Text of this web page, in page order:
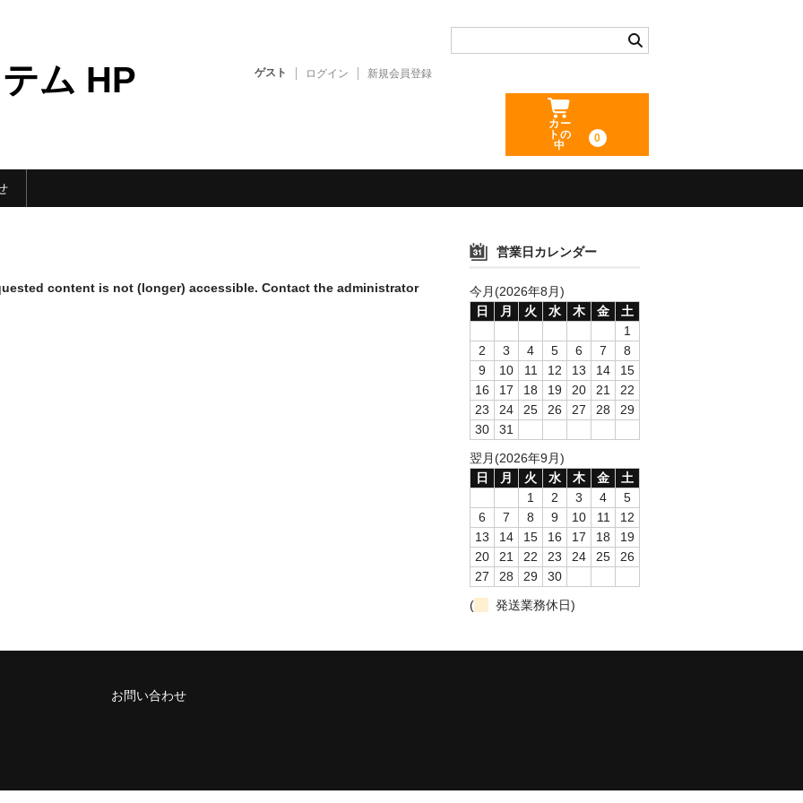
ム HP ゲスト ログイン 新規会員登録
カー
トの
中
0
content is not (longer) accessible. Contact the administrator
営業日カレンダー
今月(2026年8月)
日
月 火 水 木 金
土
1
2
3 4 5 6 7
8
9
10 11 12 13 14
15
16
17 18 19 20 21
22
23
24 25 26 27 28
29
30
31
翌月(2026年9月)
日
月 火 水 木 金
土
1
2 3 4
5
6
7 8 9 10 11
12
13
14 15 16 17 18
19
20
21 22 23 24 25
26
27
28 29
30
(
発送業務休日)
お問い合わせ